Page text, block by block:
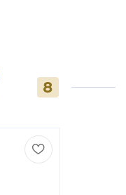
8